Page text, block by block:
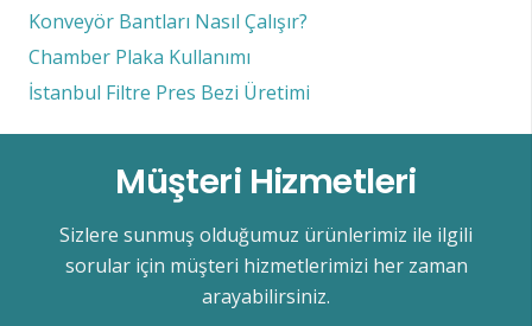
Konveyör Bantları Nasıl Çalışır?
Chamber Plaka Kullanımı
İstanbul Filtre Pres Bezi Üretimi
Müşteri Hizmetleri
Sizlere sunmuş olduğumuz ürünlerimiz ile ilgili
sorular için müşteri hizmetlerimizi her zaman
arayabilirsiniz.